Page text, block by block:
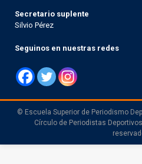
Secretario suplente
Silvio Pérez
Seguinos en nuestras redes
© Escuela Superior de Periodismo
Círculo de Periodistas